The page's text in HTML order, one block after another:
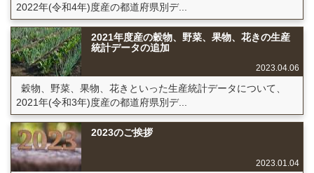
2022年(令和4年)度産の都道府県別デ...
2021年度産の穀物、野菜、果物、花きの生産
統計データの追加
2023.04.06
穀物、野菜、果物、花きといった生産統計データについて、
2021年(令和3年)度産の都道府県別デ...
2023のご挨拶
2023.01.04